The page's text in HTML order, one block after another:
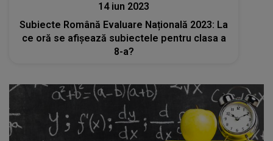
14 iun 2023
Subiecte Română Evaluare Națională 2023: La
ce oră se afișează subiectele pentru clasa a
8-a?